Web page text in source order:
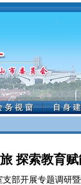
探索教育
部开展专题调研